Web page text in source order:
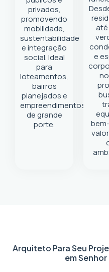
privados,
promovendo
mobilidade,
sustentabilidade
e integração
social. Ideal
para
loteamentos,
bairros
planejados e
empreendimentos
de grande
porte.
até
e
Arquiteto Para Seu
em